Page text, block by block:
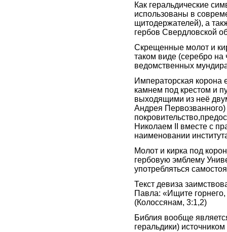
Как геральдические
использованы в
щитодержателей), а
гербов Свердловской
Скрещенные молот и
таком виде (серебро
ведомственных
Императорская корона
камнем под крестом и
выходящими из неё
Андрея
Николаем II вместе с
наименовании
Молот и кирка под
гербовую эмблему
употребляться
Текст девиза
Павла: «Ищите
(Колоссянам, 3:1,2)
Библия вообще
геральдики)